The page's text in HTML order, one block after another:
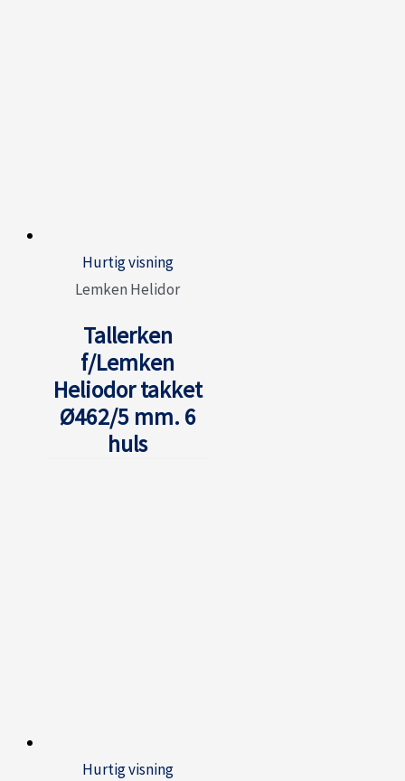
Hurtig visning
Lemken Helidor
Tallerken
f/Lemken
Heliodor takket
Ø462/5 mm. 6
huls
Hurtig visning